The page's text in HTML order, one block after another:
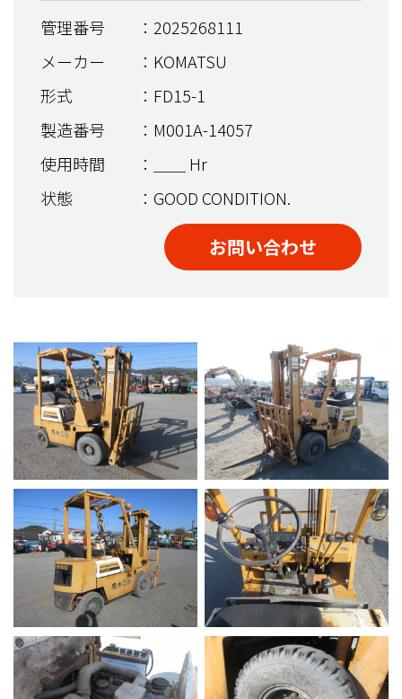
管理番号
：2025268111
メーカー
：KOMATSU
形式
：FD15-1
製造番号
：M001A-14057
使用時間
：＿＿ Hr
状態
：GOOD CONDITION.
お問い合わせ